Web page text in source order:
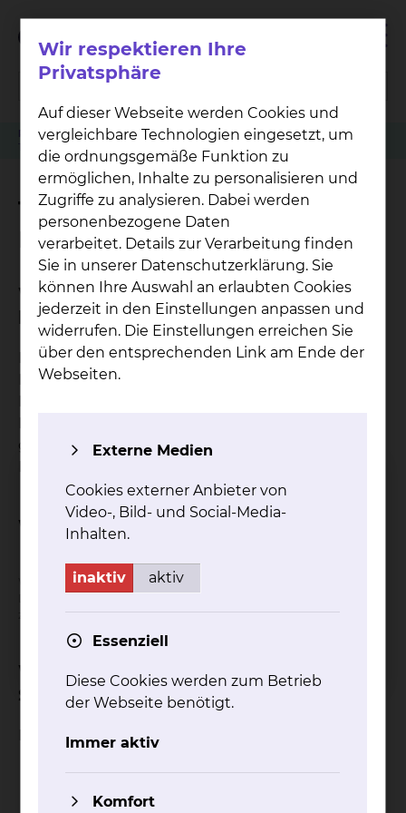
Patienten Angehörige & Besucher
Lungenkrebszentrum
Tumorsprechstunde in der Pneumologie Ambulanz
Tumorsprechstunde in der
Pneumologie Ambulanz
Was wird in der Sprechstunde
besprochen?
Im Rahmen der Tumorsprechstunde erfolgt eine
Fallbesprechung zwischen der Patientin / dem
geplante Behandlung und beantworten gerne
Wann findet die Sprechstunde statt?
zu einem späteren Zeitpunkt etabliert.
Welche Unterlagen sind zur
Sprechstunde mitzubringen?
Beschreibung?
Wir respektieren Ihre
Privatsphäre
Auf dieser Webseite werden Cookies und
vergleichbare Technologien eingesetzt, um
die ordnungsgemäße Funktion zu
ermöglichen, Inhalte zu personalisieren und
Zugriffe zu analysieren. Dabei werden
personenbezogene Daten
verarbeitet. Details zur Verarbeitung finden
Sie in unserer Datenschutzerklärung. Sie
können Ihre Auswahl an erlaubten Cookies
jederzeit in den Einstellungen anpassen und
widerrufen. Die Einstellungen erreichen Sie
über den entsprechenden Link am Ende der
Webseiten.
Externe Medien
Cookies externer Anbieter von
Video-, Bild- und Social-Media-
Inhalten.
inaktiv aktiv
Essenziell
Diese Cookies werden zum Betrieb
der Webseite benötigt.
Immer aktiv
Komfort